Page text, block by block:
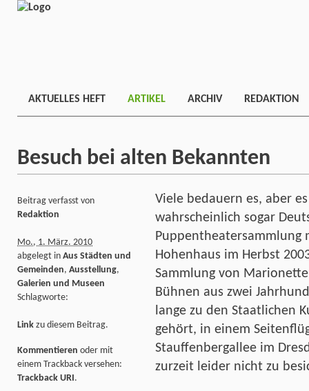
AKTUELLES HEFT ARTIKEL ARCHIV REDAKTION
Besuch bei alten Bekannten
Viele bedauern es, aber
wahrscheinlich sogar
Puppentheatersammlung
Hohenhaus im Herbst
Sammlung von
Bühnen aus zwei
lange zu den Staatlichen
gehört, in einem
Stauffenbergallee im
zurzeit leider nicht zu
Beitrag verfasst von
Redaktion
Mo., 1. März. 2010
abgelegt in Aus Städten und
Gemeinden, Ausstellung,
Galerien und Museen
Schlagworte:
Link zu diesem Beitrag.
Kommentieren oder mit
einem Trackback versehen:
Trackback URI.